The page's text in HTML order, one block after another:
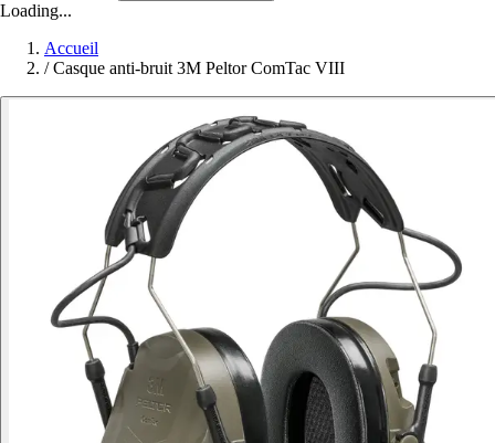
Loading...
Accueil
/ Casque anti-bruit 3M Peltor ComTac VIII